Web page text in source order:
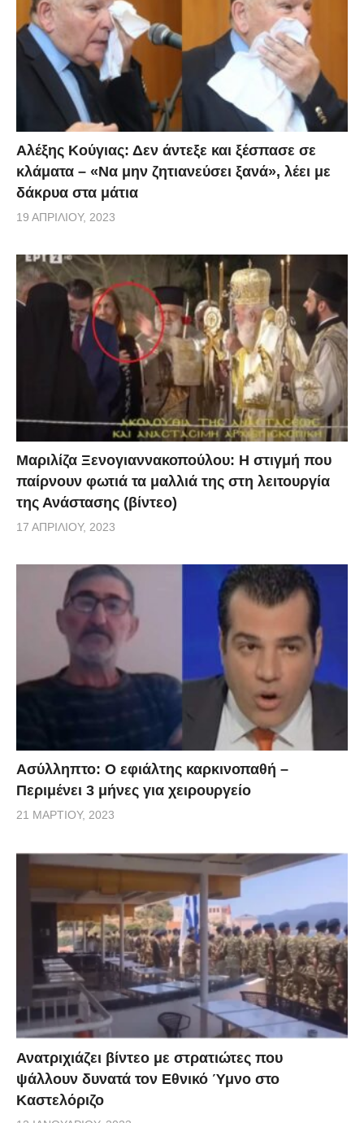
Αλέξης Κούγιας: Δεν άντεξε και ξέσπασε σε
κλάματα – «Να μην ζητιανεύσει ξανά», λέει με
δάκρυα στα μάτια
19 ΑΠΡΙΛΊΟΥ, 2023
Μαριλίζα Ξενογιαννακοπούλου: Η στιγμή που
παίρνουν φωτιά τα μαλλιά της στη λειτουργία
της Ανάστασης (βίντεο)
17 ΑΠΡΙΛΊΟΥ, 2023
Ασύλληπτο: Ο εφιάλτης καρκινοπαθή –
Περιμένει 3 μήνες για χειρουργείο
21 ΜΑΡΤΊΟΥ, 2023
Ανατριχιάζει βίντεο με στρατιώτες που
ψάλλουν δυνατά τον Εθνικό Ύμνο στο
Καστελόριζο